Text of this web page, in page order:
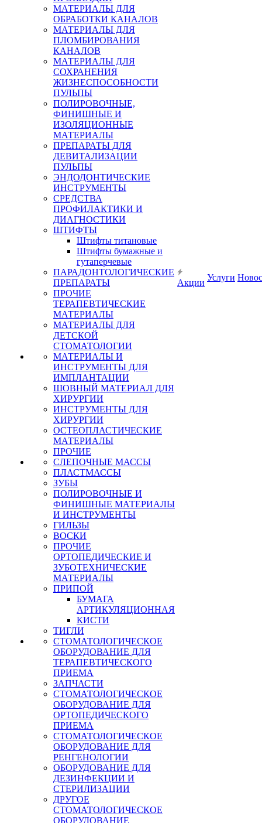
МАТЕРИАЛЫ ДЛЯ
ОБРАБОТКИ КАНАЛОВ
МАТЕРИАЛЫ ДЛЯ
ПЛОМБИРОВАНИЯ
КАНАЛОВ
МАТЕРИАЛЫ ДЛЯ
СОХРАНЕНИЯ
ЖИЗНЕСПОСОБНОСТИ
ПУЛЬПЫ
ПОЛИРОВОЧНЫЕ,
ФИНИШНЫЕ И
ИЗОЛЯЦИОННЫЕ
МАТЕРИАЛЫ
ПРЕПАРАТЫ ДЛЯ
ДЕВИТАЛИЗАЦИИ
ПУЛЬПЫ
ЭНДОДОНТИЧЕСКИЕ
ИНСТРУМЕНТЫ
СРЕДСТВА
ПРОФИЛАКТИКИ И
ДИАГНОСТИКИ
ШТИФТЫ
Штифты титановые
Штифты бумажные и
гутаперчевые
ПАРАДОНТОЛОГИЧЕСКИЕ
ПРЕПАРАТЫ
ПРОЧИЕ
ТЕРАПЕВТИЧЕСКИЕ
МАТЕРИАЛЫ
МАТЕРИАЛЫ ДЛЯ
ДЕТСКОЙ
СТОМАТОЛОГИИ
МАТЕРИАЛЫ И
ИНСТРУМЕНТЫ ДЛЯ
ИМПЛАНТАЦИИ
ШОВНЫЙ МАТЕРИАЛ ДЛЯ
ХИРУРГИИ
ИНСТРУМЕНТЫ ДЛЯ
ХИРУРГИИ
ОСТЕОПЛАСТИЧЕСКИЕ
МАТЕРИАЛЫ
ПРОЧИЕ
СЛЕПОЧНЫЕ МАССЫ
ПЛАСТМАССЫ
ЗУБЫ
ПОЛИРОВОЧНЫЕ И
ФИНИШНЫЕ МАТЕРИАЛЫ
И ИНСТРУМЕНТЫ
ГИЛЬЗЫ
ВОСКИ
ПРОЧИЕ
ОРТОПЕДИЧЕСКИЕ И
ЗУБОТЕХНИЧЕСКИЕ
МАТЕРИАЛЫ
ПРИПОЙ
БУМАГА
АРТИКУЛЯЦИОННАЯ
КИСТИ
ТИГЛИ
СТОМАТОЛОГИЧЕСКОЕ
ОБОРУДОВАНИЕ ДЛЯ
ТЕРАПЕВТИЧЕСКОГО
ПРИЕМА
ЗАПЧАСТИ
СТОМАТОЛОГИЧЕСКОЕ
ОБОРУДОВАНИЕ ДЛЯ
ОРТОПЕДИЧЕСКОГО
ПРИЕМА
СТОМАТОЛОГИЧЕСКОЕ
ОБОРУДОВАНИЕ ДЛЯ
РЕНГЕНОЛОГИИ
ОБОРУДОВАНИЕ ДЛЯ
ДЕЗИНФЕКЦИИ И
СТЕРИЛИЗАЦИИ
ДРУГОЕ
СТОМАТОЛОГИЧЕСКОЕ
ОБОРУДОВАНИЕ
Акции
Услуги